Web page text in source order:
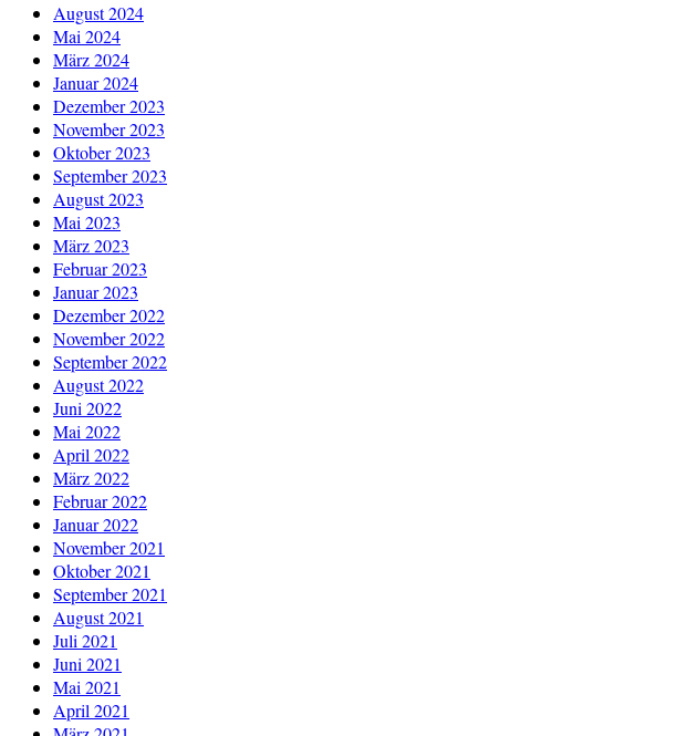
August 2024
Mai 2024
März 2024
Januar 2024
Dezember 2023
November 2023
Oktober 2023
September 2023
August 2023
Mai 2023
März 2023
Februar 2023
Januar 2023
Dezember 2022
November 2022
September 2022
August 2022
Juni 2022
Mai 2022
April 2022
März 2022
Februar 2022
Januar 2022
November 2021
Oktober 2021
September 2021
August 2021
Juli 2021
Juni 2021
Mai 2021
April 2021